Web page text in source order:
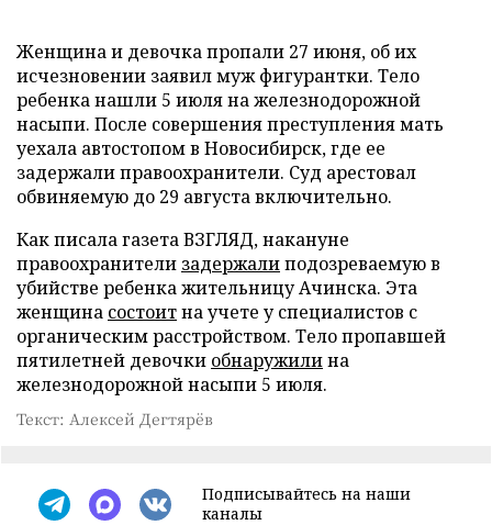
Женщина и девочка пропали 27 июня, об их
исчезновении заявил муж фигурантки. Тело
ребенка нашли 5 июля на железнодорожной
насыпи. После совершения преступления мать
уехала автостопом в Новосибирск, где ее
задержали правоохранители. Суд арестовал
обвиняемую до 29 августа включительно.
Как писала газета ВЗГЛЯД, накануне
правоохранители задержалиподозреваемую в
убийстве ребенка жительницу Ачинска. Эта
женщина состоитна учете у специалистов с
органическим расстройством. Тело пропавшей
пятилетней девочки обнаружилина
железнодорожной насыпи 5 июля.
Текст: Алексей Дегтярёв
Подписывайтесь на наши
каналы